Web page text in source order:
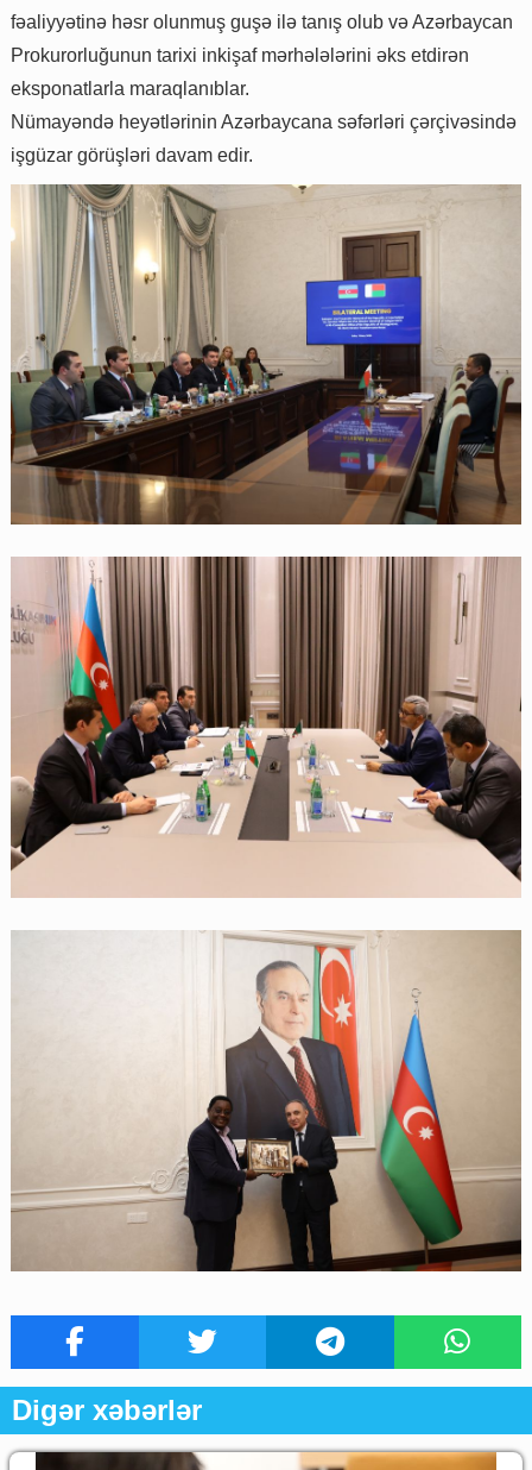
fəaliyyətinə həsr olunmuş guşə ilə tanış olub və Azərbaycan
Prokurorluğunun tarixi inkişaf mərhələlərini əks etdirən
eksponatlarla maraqlanıblar.
Nümayəndə heyətlərinin Azərbaycana səfərləri çərçivəsində
işgüzar görüşləri davam edir.
Digər xəbərlər